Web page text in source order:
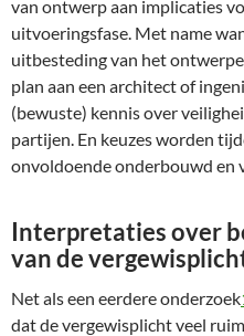
van ontwerp aan implicaties
uitvoeringsfase. Met name
uitbesteding van het
plan aan een architect of
(bewuste) kennis over
partijen. En keuzes worden
onvoldoende onderbouwd en
Interpretaties over
van de
Net als een eerdere onderzoek
dat de vergewisplicht veel